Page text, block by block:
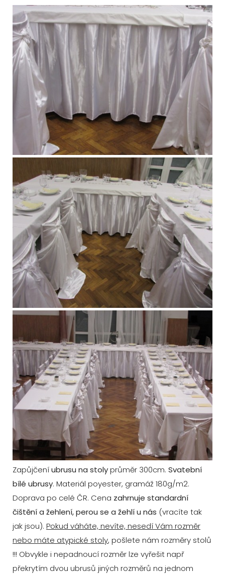
Zapůjčeníubrusu na stolyprůměr 300cm. Svatební
bílé ubrusy. Materiál poyester, gramáž 180g/m2.
Doprava po celé ČR. Cena zahrnuje standardní
čištění a žehlení, perou se a žehlí u nás (vracíte tak
jak jsou). Pokud váháte, nevíte, nesedí Vám rozměr
nebo máte atypické stoly, pošlete nám rozměry stolů
!!! Obvykle i nepadnoucí rozměr lze vyřešit např
překrytím dvou ubrusů jiných rozměrů na jednom